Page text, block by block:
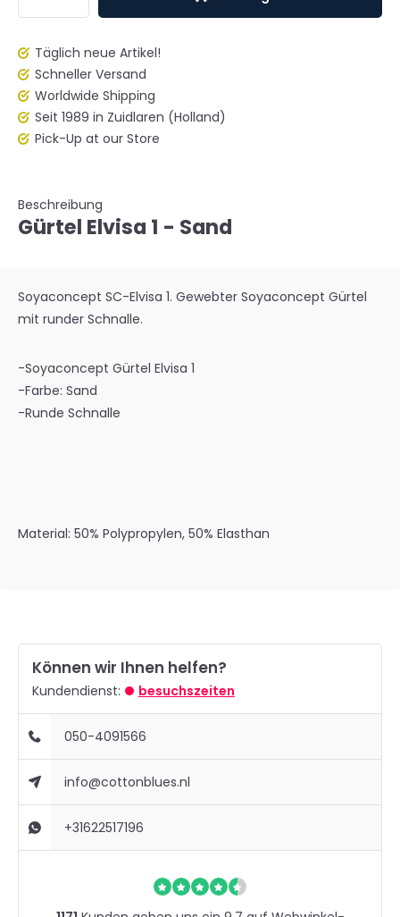
Täglich neue Artikel!
Schneller Versand
Worldwide Shipping
Seit 1989 in Zuidlaren (Holland)
Pick-Up at our Store
Beschreibung
Gürtel Elvisa 1 - Sand
Soyaconcept SC-Elvisa 1. Gewebter Soyaconcept Gürtel
mit runder Schnalle.
-Soyaconcept Gürtel Elvisa 1
-Farbe: Sand
-Runde Schnalle
Material: 50% Polypropylen, 50% Elasthan
Können wir Ihnen helfen?
Kundendienst: besuchszeiten
050-4091566
info@cottonblues.nl
+31622517196